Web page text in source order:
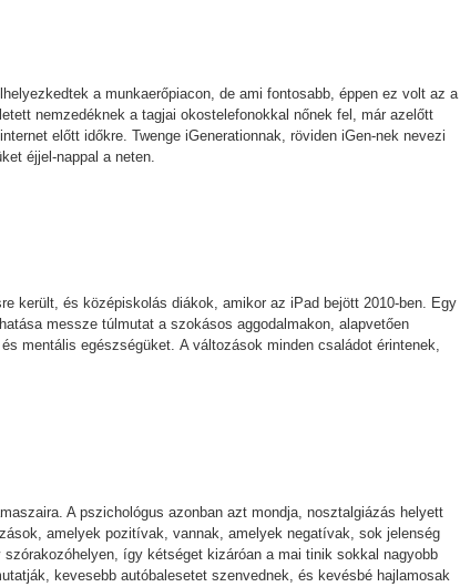
a munkaerőpiacon, de ami fontosabb, éppen ez volt az a
nemzedéknek a tagjai okostelefonokkal nőnek fel, már azelőtt
előtt időkre. Twenge iGenerationnak, röviden iGen-nek nevezi
éjjel-nappal a neten.
került, és középiskolás diákok, amikor az iPad bejött 2010-ben. Egy
messze túlmutat a szokásos aggodalmakon, alapvetően
mentális egészségüket. A változások minden családot érintenek,
A pszichológus azonban azt mondja, nosztalgiázás helyett
amelyek pozitívak, vannak, amelyek negatívak, sok jelenség
így kétséget kizáróan a mai tinik sokkal nagyobb
kevesebb autóbalesetet szenvednek, és kevésbé hajlamosak